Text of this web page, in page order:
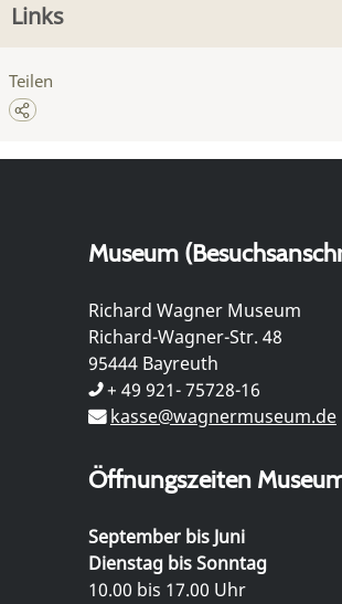
Links
Teilen
Museum
Richard Wagner Museum
Richard-Wagner-Str. 48
95444 Bayreuth
+ 49 921- 75728-16
kasse@wagnermuseum.de
Öffnungszeiten
September bis Juni
Dienstag bis Sonntag
10.00 bis 17.00 Uhr